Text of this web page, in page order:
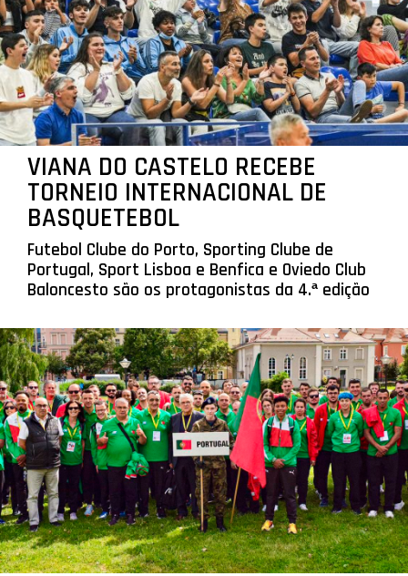
VIANA DO CASTELO RECEBE
TORNEIO INTERNACIONAL DE
BASQUETEBOL
Futebol Clube do Porto, Sporting Clube de
Portugal, Sport Lisboa e Benfica e Oviedo Club
Baloncesto são os protagonistas da 4.ª edição